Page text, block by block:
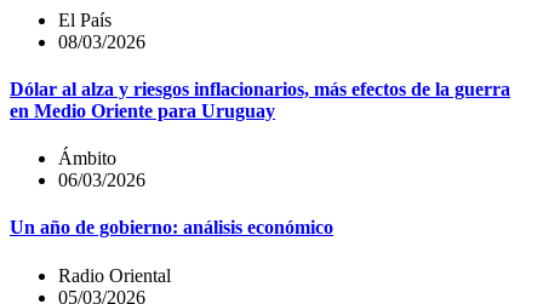
El País
08/03/2026
Dólar al alza y riesgos inflacionarios, más efectos de la guerra
en Medio Oriente para Uruguay
Ámbito
06/03/2026
Un año de gobierno: análisis económico
Radio Oriental
05/03/2026